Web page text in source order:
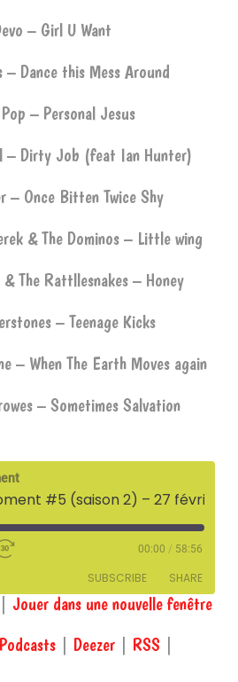
– Girl U Want
– Dance this Mess Around
– Personal Jesus
– Dirty Job (feat Ian Hunter)
– Once Bitten Twice Shy
& The Dominos – Little wing
The Rattllesnakes – Honey
– Teenage Kicks
– When The Earth Moves again
– Sometimes Salvation
00:00 / 58:56
SUBSCRIBE SHARE
Jouer dans une nouvelle fenêtre
Deezer RSS